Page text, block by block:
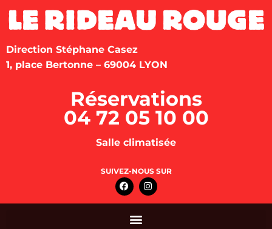
Direction Stéphane Casez
1, place Bertonne – 69004 LYON
Réservations
04 72 05 10 00
Salle climatisée
SUIVEZ-NOUS SUR